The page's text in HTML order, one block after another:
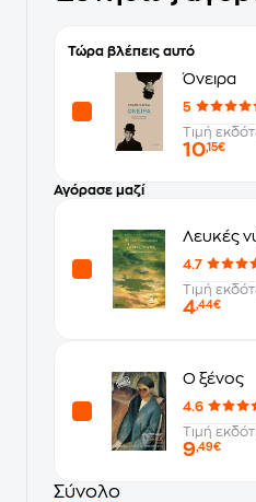
Τώρα βλέπεις αυτό
Όνειρα
5
Τιμή
10,15€
Αγόρασε μαζί
Λευκές
4.7
Τιμή
4,44€
Ο ξένος
4.6
Τιμή
9,49€
Σύνολο